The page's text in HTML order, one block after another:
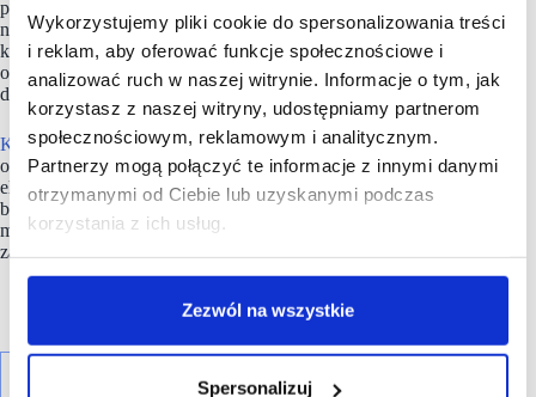
Wykorzystujemy pliki cookie do spersonalizowania treści
i reklam, aby oferować funkcje społecznościowe i
analizować ruch w naszej witrynie. Informacje o tym, jak
korzystasz z naszej witryny, udostępniamy partnerom
społecznościowym, reklamowym i analitycznym.
Partnerzy mogą połączyć te informacje z innymi danymi
otrzymanymi od Ciebie lub uzyskanymi podczas
korzystania z ich usług.
Zezwól na wszystkie
Spersonalizuj
politykę w tym obszarze – po to, by docelowo być obecnym
nie tylko na platformach w Polsce, ale i za granicą. Ostatnie
kwartały pokazują, że wdrożone rozwiązania przynoszą
oczekiwane efekty. Apetyt rośnie w miarę jedzenia, prawda? –
dodaje Radosław Olejniczak.
Komputronikod 1996 roku zajmuje się sprzedażą online
oraz w sklepach stacjonarnych komputerów, telefonów,
elektroniki użytkowej a także rozwiązań smart home. Spółka,
będąca firmą rodzinną, znajduje się w czołówce zaufanych
marek. W ostatnim roku była wielokrotnie nagradzana
za komunikację i rozwiązania oferowane klientom.